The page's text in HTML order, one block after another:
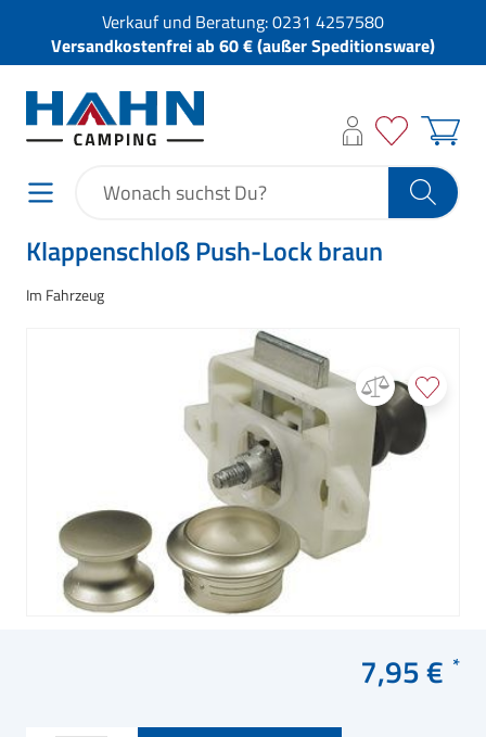
Verkauf und Beratung:0231 4257580
Versandkostenfrei ab 60 € (außer Speditionsware)
Klappenschloß Push-Lock braun
Im Fahrzeug
7,95 €